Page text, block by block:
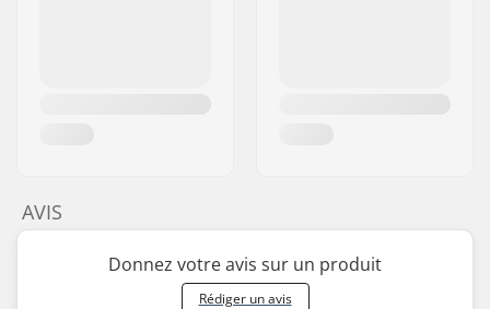
AVIS
Donnez votre avis sur un produit
Rédiger un avis